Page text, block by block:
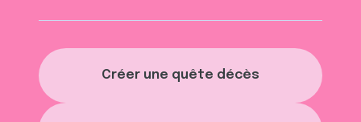
Créer une quête décès